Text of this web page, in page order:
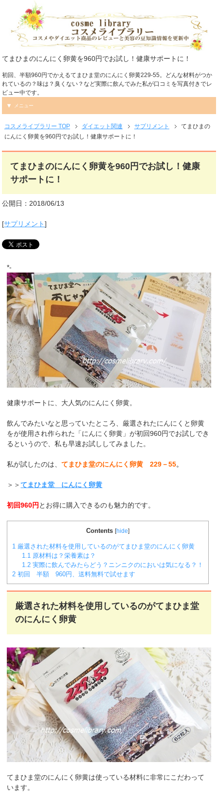
てまひまのにんにく卵黄を960円でお試し！健康サポートに！
初回、半額960円でかえるてまひま堂のにんにく卵黄229-55。どんな材料がつか
れているの？味は？臭くない？など実際に飲んでみた私が口コミを写真付きでレ
ビュー中です。
メニュー
コスメライブラリー TOP ダイエット関連 サプリメント
てまひまの
にんにく卵黄を960円でお試し！健康サポートに！
てまひまのにんにく卵黄を960円でお試し！健康
サポートに！
公開日：2018/06/13
[サプリメント]
*-
健康サポートに、大人気のにんにく卵黄。
飲んでみたいなと思っていたところ、厳選されたにんにくと卵黄
をが使用され作られた「にんにく卵黄」が初回960円でお試しでき
るというので、私も早速お試ししてみました。
私が試したのは、てまひま堂のにんにく卵黄 229－55。
＞＞てまひま堂 にんにく卵黄
初回960円 とお得に購入できるのも魅力的です。
Contents [hide]
1 厳選された材料を使用しているのがてまひま堂のにんにく卵黄
1.1 原材料は？栄養素は？
1.2 実際に飲んでみたらどう？ニンニクのにおいは気になる？！
2 初回 半額 960円、送料無料で試せます
厳選された材料を使用しているのがてまひま堂
のにんにく卵黄
てまひま堂のにんにく卵黄は使っている材料に非常にこだわって
います。